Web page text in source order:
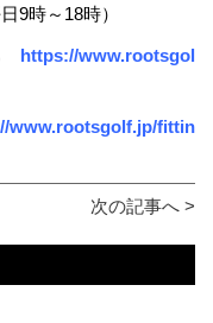
9時～18時）
https://www.rootsgol
www.rootsgolf.jp/fittin
次の記事へ >